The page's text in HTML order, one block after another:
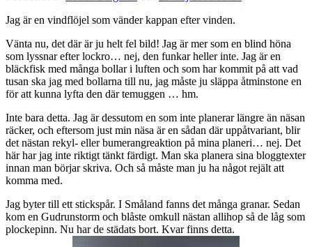
Jag är en vindflöjel som vänder kappan efter vinden.
Vänta nu, det där är ju helt fel bild! Jag är mer som en blind höna
som lyssnar efter lockro… nej, den funkar heller inte. Jag är en
bläckfisk med många bollar i luften och som har kommit på att vad
tusan ska jag med bollarna till nu, jag måste ju släppa åtminstone en
för att kunna lyfta den där temuggen … hm.
Inte bara detta. Jag är dessutom en som inte planerar längre än näsan
räcker, och eftersom just min näsa är en sådan där uppåtvariant, blir
det nästan rekyl- eller bumerangreaktion på mina planeri… nej. Det
här har jag inte riktigt tänkt färdigt. Man ska planera sina bloggtexter
innan man börjar skriva. Och så måste man ju ha något rejält att
komma med.
Jag byter till ett stickspår. I Småland fanns det många granar. Sedan
kom en Gudrunstorm och blåste omkull nästan allihop så de låg som
plockepinn. Nu har de städats bort. Kvar finns detta.